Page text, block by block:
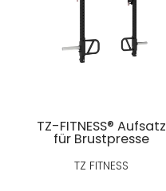
TZ-FITNESS® Aufsatz
für Brustpresse
TZ FITNESS